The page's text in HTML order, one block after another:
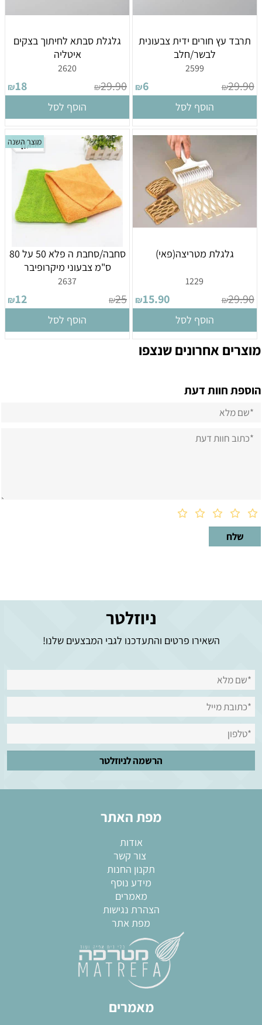
תרבד עץ חורים ידית צבעונית
לבשר/חלב
2599
₪29.90
₪6
הוסף לסל
גלגלת סבתא לחיתוך בצקים
איטליה
2620
₪29.90
₪18
הוסף לסל
גלגלת מטריצה(פאי)
1229
₪29.90
₪15.90
הוסף לסל
מוצר השנה
סחבה/סחבת ה פלא 50 על 80
ס"מ צבעוני מיקרופיבר
2637
₪25
₪12
הוסף לסל
מוצרים אחרונים שנצפו
הוספת חוות דעת
ניוזלטר
השאירו פרטים והתעדכנו לגבי המבצעים שלנו!
מפת האתר
אודות
צור קשר
תקנון החנות
מידע נוסף
מאמרים
הצהרת נגישות
מפת אתר
מאמרים